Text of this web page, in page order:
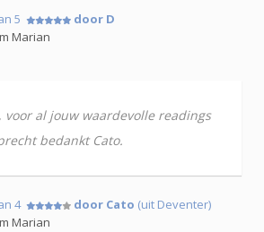
5
door D
Marian
voor al jouw waardevolle readings
bedankt Cato.
4 door Cato (uit Deventer)
Marian